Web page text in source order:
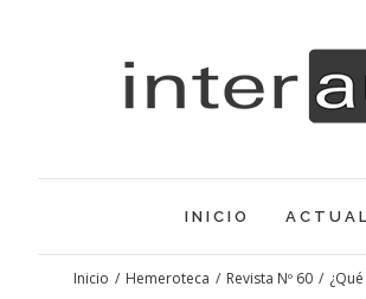
INICIO
Inicio / Hemeroteca / Revista Nº 60 /